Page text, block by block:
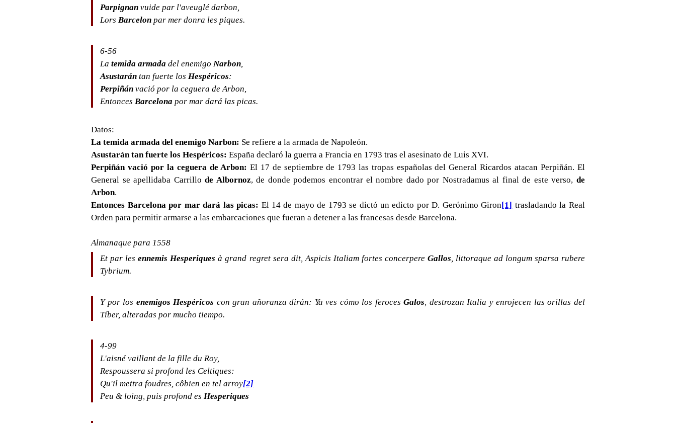
Parpignan vuide par l'aveuglé darbon,
Lors Barcelon par mer donra les piques.
6-56
Latemida armada del enemigo Narbon
Asustarán tan fuerte los Hespéricos:
Perpiñán vació por la ceguera de Arbon,
Entonces Barcelona por mar dará las picas.
Datos:
La temida armada del enemigo Narbon: Se refiere a la armada de Napoleón.
Asustarán tan fuerte los Hespéricos: España declaró la guerra a Francia en 1793 tras el asesinato de Luis XVI.
Perpiñán vació por la ceguera de Arbon: El 17 de septiembre de 1793 las tropas españolas del General Ricardos atacan Perpiñán. El
General se apellidaba Carrillode Albornoz, de donde podemos encontrar el nombre dado por Nostradamus al final de este verso, de
Arbon.
Entonces Barcelona por mar dará las picas: El 14 de mayo de 1793 se dictó un edicto por D. Gerónimo Giron[1] trasladando la Real
Orden para permitir armarse a las embarcaciones que fueran a detener a las francesas desde Barcelona.
Almanaque para 1558
Et par lesennemis Hesperiques à grand regret sera dit, Aspicis Italiam fortes concerpere Gallos , littoraque ad longum sparsa rubere
Tybrium.
Y por los enemigos Hespéricos con gran añoranza dirán: Ya ves cómo los ferocesGalos , destrozan Italia y enrojecen las orillas del
Tíber, alteradas por mucho tiempo.
4-99
L'aisné vaillant de la fille du Roy,
Respoussera si profond les Celtiques:
Qu'il mettra foudres, côbien en tel arroy[2]
Peu & loing, puis profond es Hesperiques